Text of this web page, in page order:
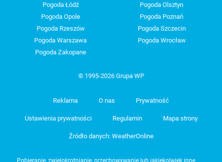
Pogoda Łódź
Pogoda Olsztyn
Pogoda Opole
Pogoda Poznań
Pogoda Rzeszów
Pogoda Szczecin
Pogoda Warszawa
Pogoda Wrocław
Pogoda Zakopane
© 1995-2026 Grupa WP
Reklama O nas Prywatność
Ustawienia prywatności Regulamin Mapa strony
Źródło danych: WeatherOnline
Pobieranie, zwielokrotnianie, przechowywanie lub jakiekolwiek inne